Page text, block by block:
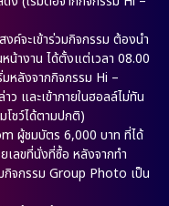
จะเข้าร่วมกิจกรรม ต้องนำ
น้างาน ได้ตั้งแต่เวลา 08.00
หลังจากกิจกรรม Hi –
ว และเข้าภายในฮอลล์ไม่ทัน
โชว์ได้ตามปกติ)
ผู้ชมบัตร 6,000 บาท ที่ได้
ลขที่นั่งที่ซื้อ หลังจากทำ
กิจกรรม Group Photo เป็น